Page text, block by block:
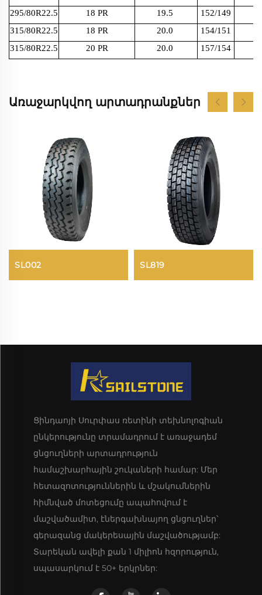
295/80R22.5
18 PR 19.5 152/149
315/80R22.5
18 PR 20.0 154/151
315/80R22.5
20 PR 20.0 157/154
Առաջարկվող արտադրանքներ
SL002 SL819
Ցինդաոյի Սուրփաս ռետինի տեխնոլոգիան
ընկերությունը տրամադրում է առաջադեմ
ցնցուղների արտադրություն
համաշխարհային շուկաների համար: Մեր
հետազոտություններին և մշակումներին
հիմնված մոտեցումը ապահովում է
մաշվածամիտ, էներգախնայող ցնցուղներ՝
գերազանց մակերեսային մաշվածությամբ:
Տարեկան ավելի քան 1 միլիոն հզորություն,
սպասարկում է 50+ երկրներ: